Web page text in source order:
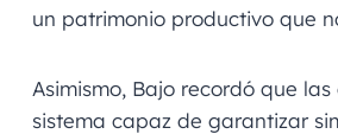
un patrimonio productivo que
Asimismo, Bajo recordó que
sistema capaz de garantizar